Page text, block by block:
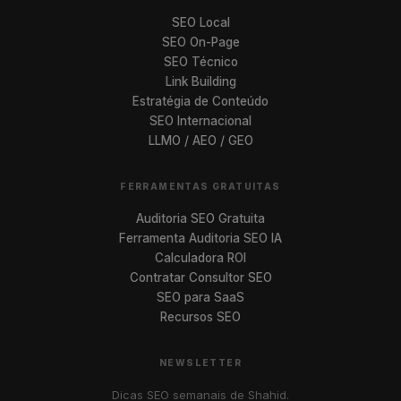
SEO Local
SEO On-Page
SEO Técnico
Link Building
Estratégia de Conteúdo
SEO Internacional
LLMO / AEO / GEO
FERRAMENTAS GRATUITAS
Auditoria SEO Gratuita
Ferramenta Auditoria SEO IA
Calculadora ROI
Contratar Consultor SEO
SEO para SaaS
Recursos SEO
NEWSLETTER
Dicas SEO semanais de Shahid.